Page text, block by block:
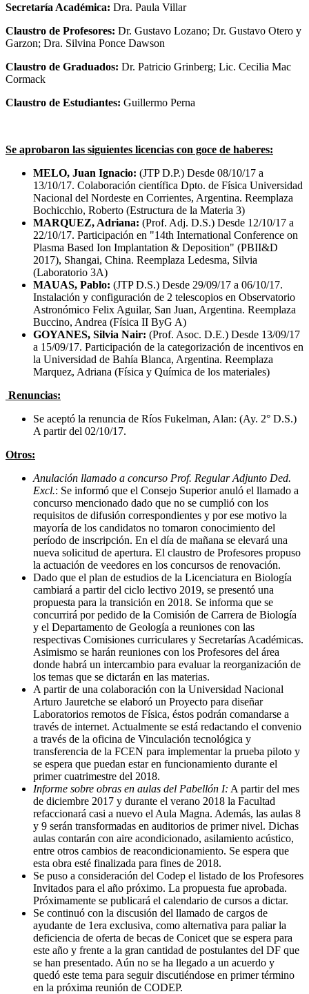
Secretaría Académica: Dra. Paula Villar
Claustro de Profesores: Dr. Gustavo Lozano; Dr. Gustavo Otero y
Garzon; Dra. Silvina Ponce Dawson
Claustro de Graduados: Dr. Patricio Grinberg; Lic. Cecilia Mac
Cormack
Claustro de Estudiantes: Guillermo Perna
Se aprobaron las siguientes licencias con goce de haberes:
MELO, Juan Ignacio: (JTP D.P.) Desde 08/10/17 a
13/10/17. Colaboración científica Dpto. de Física Universidad
Nacional del Nordeste en Corrientes, Argentina. Reemplaza
Bochicchio, Roberto (Estructura de la Materia 3)
MARQUEZ, Adriana: (Prof. Adj. D.S.) Desde 12/10/17 a
22/10/17. Participación en "14th International Conference on
Plasma Based Ion Implantation & Deposition" (PBII&D
2017), Shangai, China. Reemplaza Ledesma, Silvia
(Laboratorio 3A)
MAUAS, Pablo: (JTP D.S.) Desde 29/09/17 a 06/10/17.
Instalación y configuración de 2 telescopios en Observatorio
Astronómico Felix Aguilar, San Juan, Argentina. Reemplaza
Buccino, Andrea (Física II ByG A)
GOYANES, Silvia Nair: (Prof. Asoc. D.E.) Desde 13/09/17
a 15/09/17. Participación de la categorización de incentivos en
la Universidad de Bahía Blanca, Argentina. Reemplaza
Marquez, Adriana (Física y Química de los materiales)
Renuncias:
Se aceptó la renuncia de Ríos Fukelman, Alan: (Ay. 2° D.S.)
A partir del 02/10/17.
Otros:
Anulación llamado a concurso Prof. Regular Adjunto Ded.
Excl.: Se informó que el Consejo Superior anuló el llamado a
concurso mencionado dado que no se cumplió con los
requisitos de difusión correspondientes y por ese motivo la
mayoría de los candidatos no tomaron conocimiento del
período de inscripción. En el día de mañana se elevará una
nueva solicitud de apertura. El claustro de Profesores propuso
la actuación de veedores en los concursos de renovación.
Dado que el plan de estudios de la Licenciatura en Biología
cambiará a partir del ciclo lectivo 2019, se presentó una
propuesta para la transición en 2018. Se informa que se
concurrirá por pedido de la Comisión de Carrera de Biología
y el Departamento de Geología a reuniones con las
respectivas Comisiones curriculares y Secretarías Académicas.
Asimismo se harán reuniones con los Profesores del área
donde habrá un intercambio para evaluar la reorganización de
los temas que se dictarán en las materias.
A partir de una colaboración con la Universidad Nacional
Arturo Jauretche se elaboró un Proyecto para diseñar
Laboratorios remotos de Física, éstos podrán comandarse a
través de internet. Actualmente se está redactando el convenio
a través de la oficina de Vinculación tecnológica y
transferencia de la FCEN para implementar la prueba piloto y
se espera que puedan estar en funcionamiento durante el
primer cuatrimestre del 2018.
Informe sobre obras en aulas del Pabellón I: A partir del mes
de diciembre 2017 y durante el verano 2018 la Facultad
refaccionará casi a nuevo el Aula Magna. Además, las aulas 8
y 9 serán transformadas en auditorios de primer nivel. Dichas
aulas contarán con aire acondicionado, asilamiento acústico,
entre otros cambios de reacondicionamiento. Se espera que
esta obra esté finalizada para fines de 2018.
Se puso a consideración del Codep el listado de los Profesores
Invitados para el año próximo. La propuesta fue aprobada.
Próximamente se publicará el calendario de cursos a dictar.
Se continuó con la discusión del llamado de cargos de
ayudante de 1era exclusiva, como alternativa para paliar la
deficiencia de oferta de becas de Conicet que se espera para
este año y frente a la gran cantidad de postulantes del DF que
se han presentado. Aún no se ha llegado a un acuerdo y
quedó este tema para seguir discutiéndose en primer término
en la próxima reunión de CODEP.